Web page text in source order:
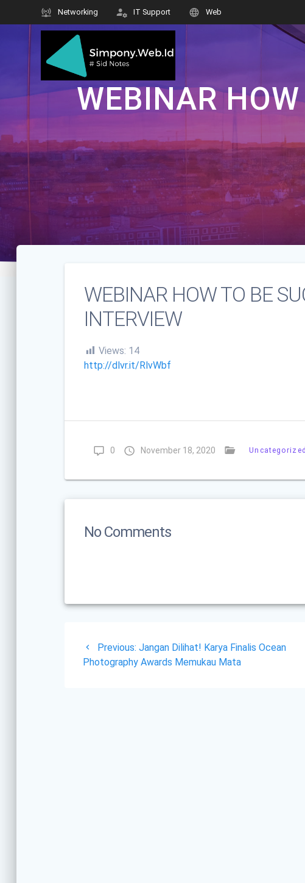
content
Networking IT Support Web
WEBINAR
WEBINAR HOW TO BE
INTERVIEW
Views: 14
http://dlvr.it/RlvWbf
0 November 18, 2020 Uncategorized
No Comments
Post
navigation
Previous: Previous
post:
Jangan Dilihat! Karya Finalis Ocean
Photography Awards Memukau Mata